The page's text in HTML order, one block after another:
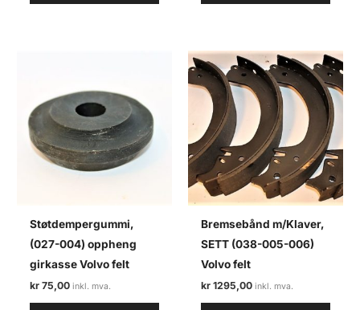
Støtdempergummi,
(027-004) oppheng
girkasse Volvo felt
kr 75,00
Bremsebånd m/Klaver,
SETT (038-005-006)
Volvo felt
kr 1295,00